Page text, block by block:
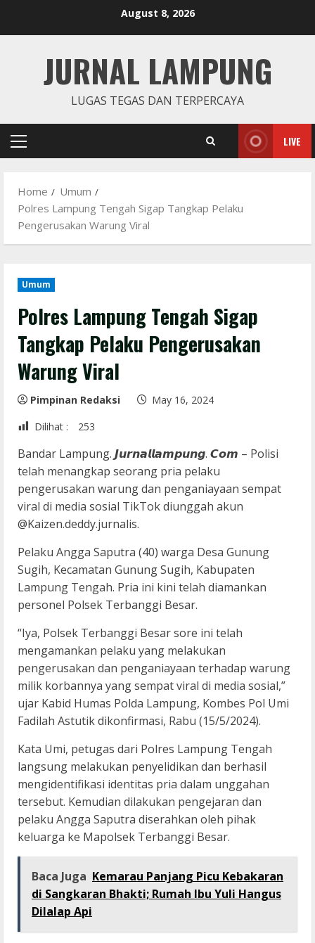
August 8, 2026
JURNAL LAMPUNG
LUGAS TEGAS DAN TERPERCAYA
Primary
LIVE
Home
Umum
Polres Lampung Tengah Sigap Tangkap Pelaku
Pengerusakan Warung Viral
Umum
Polres Lampung Tengah Sigap
Tangkap Pelaku Pengerusakan
Warung Viral
Pimpinan Redaksi
May 16, 2024
Dilihat :
253
Bandar Lampung. 𝙅𝙪𝙧𝙣𝙖𝙡𝙡𝙖𝙢𝙥𝙪𝙣𝙜. 𝘾𝙤𝙢 – Polisi
telah menangkap seorang pria pelaku
pengerusakan warung dan penganiayaan sempat
viral di media sosial TikTok diunggah akun
@Kaizen.deddy.jurnalis.
Pelaku Angga Saputra (40) warga Desa Gunung
Sugih, Kecamatan Gunung Sugih, Kabupaten
Lampung Tengah. Pria ini kini telah diamankan
personel Polsek Terbanggi Besar.
“Iya, Polsek Terbanggi Besar sore ini telah
mengamankan pelaku yang melakukan
pengerusakan dan penganiayaan terhadap warung
milik korbannya yang sempat viral di media sosial,”
ujar Kabid Humas Polda Lampung, Kombes Pol Umi
Fadilah Astutik dikonfirmasi, Rabu (15/5/2024).
Kata Umi, petugas dari Polres Lampung Tengah
langsung melakukan penyelidikan dan berhasil
mengidentifikasi identitas pria dalam unggahan
tersebut. Kemudian dilakukan pengejaran dan
pelaku Angga Saputra diserahkan oleh pihak
keluarga ke Mapolsek Terbanggi Besar.
Baca Juga Kemarau Panjang Picu Kebakaran
di Sangkaran Bhakti; Rumah Ibu Yuli Hangus
Dilalap Api